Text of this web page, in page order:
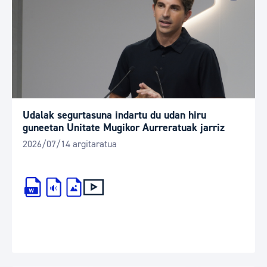
Udalak segurtasuna indartu du udan hiru
guneetan Unitate Mugikor Aurreratuak jarriz
2026/07/14 argitaratua